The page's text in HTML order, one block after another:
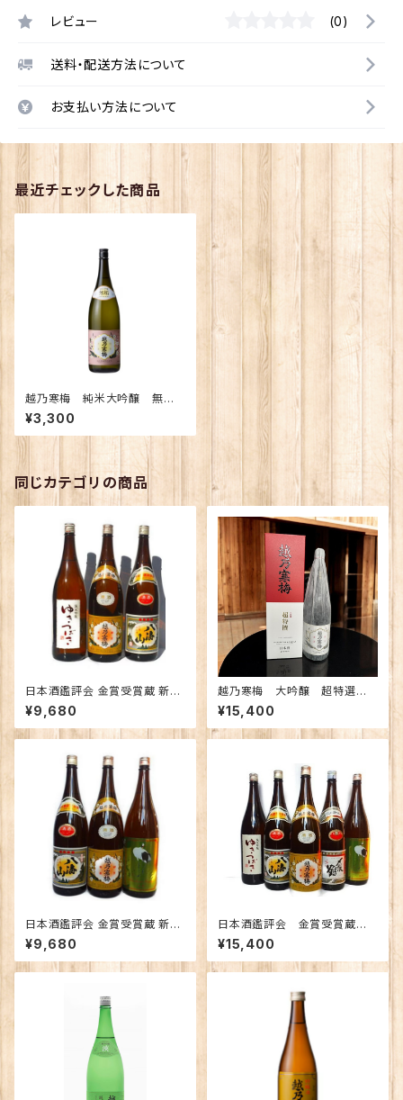
レビュー (0)
送料・配送方法について
お支払い方法について
最近チェックした商品
越乃寒梅 純米大吟醸 無
垢 720ｍｌ （化粧箱入り）
¥3,300
同じカテゴリの商品
日本酒鑑評会 金賞受賞蔵 新潟
の地酒飲み比べセット1800ｍｌ
×3本 （越乃寒梅 八海山 ゆきつ
ばき）
¥9,680
越乃寒梅 大吟醸 超特選 1.
8Ｌ 【限定】
¥15,400
日本酒鑑評会 金賞受賞蔵 新潟
の地酒飲み比べセット1800ｍｌ
×3本 （越乃寒梅 八海山 越の
鶴）
¥9,680
日本酒鑑評会 金賞受賞蔵
新潟の地酒飲み比べセット180
0ｍｌ×5本 （越乃寒梅 八海
山 〆張鶴 ゆきつばき 越の
¥15,400